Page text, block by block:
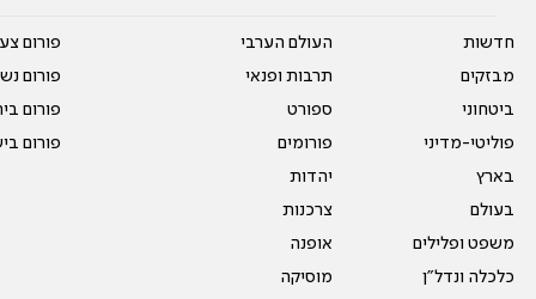
חדשות
מבזקים
ביטחוני
פוליטי-מדיני
בארץ
בעולם
משפט ופלילים
כלכלה ונדל"ן
העולם הערבי
תרבות ופנאי
ספורט
פורומים
יהדות
צרכנות
אופנה
מוסיקה
פורום
פורום
פורום
פורום